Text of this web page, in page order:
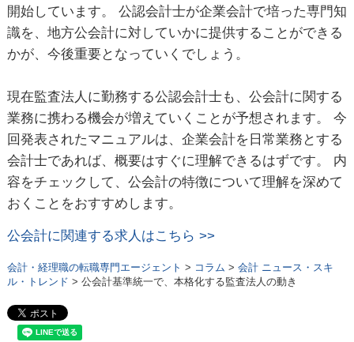
開始しています。 公認会計士が企業会計で培った専門知
識を、地方公会計に対していかに提供することができる
かが、今後重要となっていくでしょう。
現在監査法人に勤務する公認会計士も、公会計に関する
業務に携わる機会が増えていくことが予想されます。 今
回発表されたマニュアルは、企業会計を日常業務とする
会計士であれば、概要はすぐに理解できるはずです。 内
容をチェックして、公会計の特徴について理解を深めて
おくことをおすすめします。
公会計に関連する求人はこちら >>
会計・経理職の転職専門エージェント > コラム > 会計 ニュース・スキ
ル・トレンド > 公会計基準統一で、本格化する監査法人の動き